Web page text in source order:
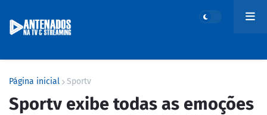
Página inicial Sportv
Sportv exibe todas as emoções